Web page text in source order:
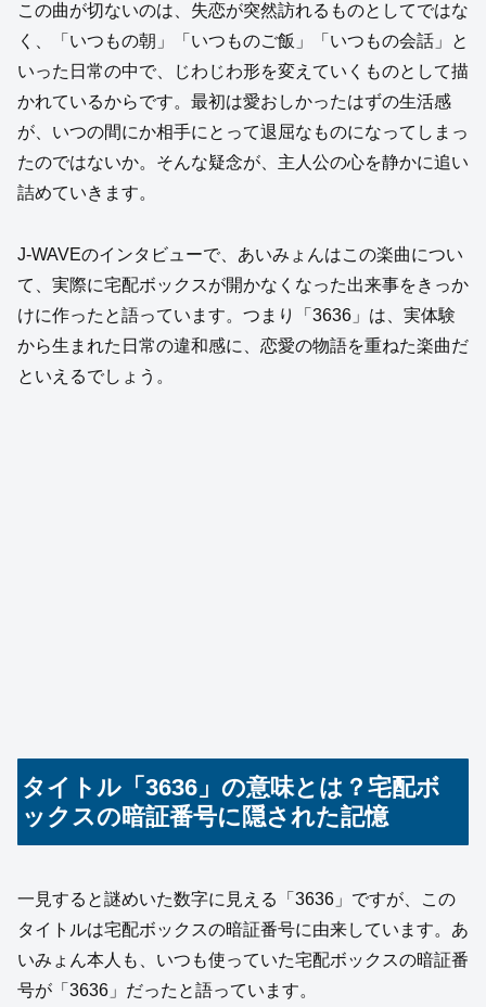
この曲が切ないのは、失恋が突然訪れるものとしてではな
く、「いつもの朝」「いつものご飯」「いつもの会話」と
いった日常の中で、じわじわ形を変えていくものとして描
かれているからです。最初は愛おしかったはずの生活感
が、いつの間にか相手にとって退屈なものになってしまっ
たのではないか。そんな疑念が、主人公の心を静かに追い
詰めていきます。
J-WAVEのインタビューで、あいみょんはこの楽曲につい
て、実際に宅配ボックスが開かなくなった出来事をきっか
けに作ったと語っています。つまり「3636」は、実体験
から生まれた日常の違和感に、恋愛の物語を重ねた楽曲だ
といえるでしょう。
タイトル「3636」の意味とは？宅配ボ
ックスの暗証番号に隠された記憶
一見すると謎めいた数字に見える「3636」ですが、この
タイトルは宅配ボックスの暗証番号に由来しています。あ
いみょん本人も、いつも使っていた宅配ボックスの暗証番
号が「3636」だったと語っています。